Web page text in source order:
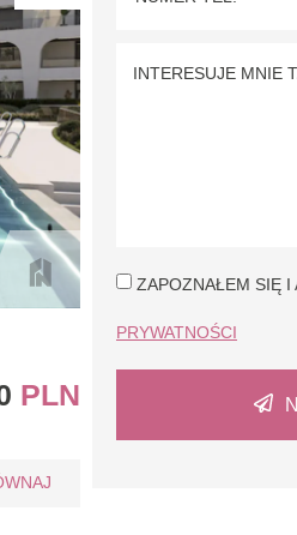
ZAPOZNAŁEM SIĘ I
PRYWATNOŚCI
PLN